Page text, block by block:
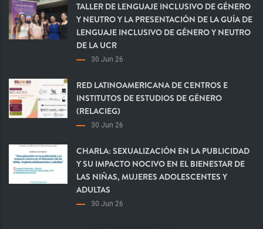
TALLER DE LENGUAJE INCLUSIVO DE GÉNERO
Y NEUTRO Y LA PRESENTACIÓN DE LA GUÍA DE
LENGUAJE INCLUSIVO DE GÉNERO Y NEUTRO
DE LA UCR
30 Jun 26
RED LATINOAMERICANA DE CENTROS E
INSTITUTOS DE ESTUDIOS DE GÉNERO
(RELACIEG)
30 Jun 26
CHARLA: SEXUALIZACIÓN EN LA PUBLICIDAD
Y SU IMPACTO NOCIVO EN EL BIENESTAR DE
LAS NIÑAS, MUJERES ADOLESCENTES Y
ADULTAS
30 Jun 26